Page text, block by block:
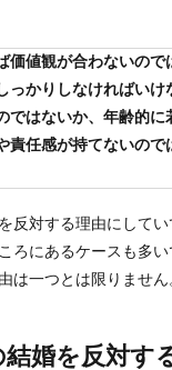
両家顔合わせの場所
のときはココがおす
遠距離の結婚相手との両
り、体...
余興をお願いした時
結婚式で友達に余興をお
価値観が合わないので
っかりしなければいけ
ではないか、年齢的に
責任感が持てないので
反対する理由にして
ろにあるケースも多
は一つとは限りません
婚を反対す